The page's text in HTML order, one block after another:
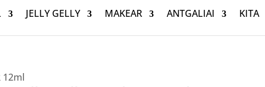
JELLY GELLY MAKEAR ANTGALIAI KITA
12ml